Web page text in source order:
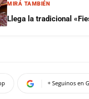
MIRÁ TAMBIÉN
Llega la tradicional
+ Seguinos en